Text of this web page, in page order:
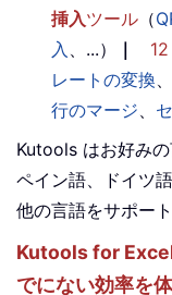
挿入ツール （
入
、...） ｜ 12
レートの変換
行のマージ
Kutools はお好み
ペイン語、ドイツ
他の言語をサポー
Kutools for
でにない効率を